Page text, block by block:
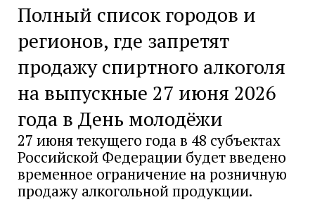
Полный список городов и
регионов, где запретят
продажу спиртного алкоголя
на выпускные 27 июня 2026
года в День молодёжи
27 июня текущего года в 48 субъектах
Российской Федерации будет введено
временное ограничение на розничную
продажу алкогольной продукции.